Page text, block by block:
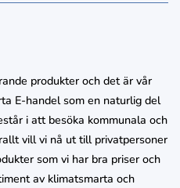
produkter och det är vår
E-handel som en naturlig del
i att besöka kommunala och
vill vi nå ut till privatpersoner
som vi har bra priser och
av klimatsmarta och